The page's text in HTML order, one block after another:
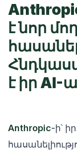
է նոր
է իր
Anthropic-ի՝